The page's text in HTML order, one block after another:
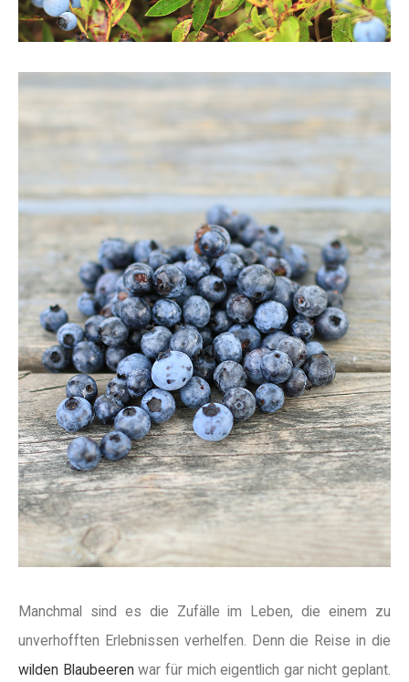
Manchmal sind es die Zufälle im Leben, die einem zu
unverhofften Erlebnissen verhelfen. Denn die Reise in die
wilden Blaubeeren war für mich eigentlich gar nicht geplant.